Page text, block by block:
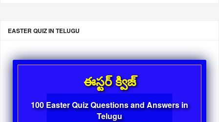
EASTER QUIZ IN TELUGU
ఈస్టర్ క్విజ్
100 Easter Quiz Questions and Answers in
Telugu